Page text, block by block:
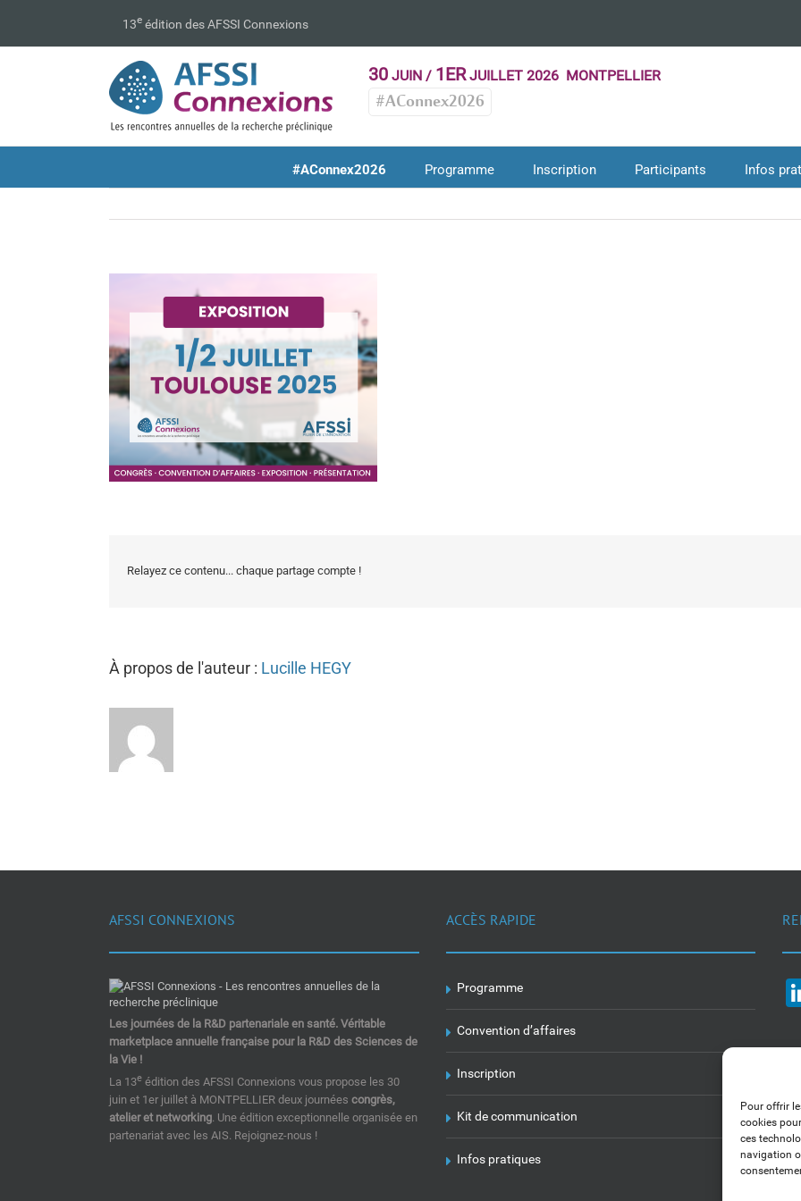
Pour offrir
cookies
ces
navigation
13e édition des AFSSI Connexions
30 JUIN / 1ERJUILLET 2026 MONTPELLIER
#AConnex2026
#AConnex2026 Programme Inscription Participants Infos
Relayez ce contenu... chaque partage compte !
À propos de l'auteur : Lucille HEGY
AFSSI CONNEXIONS
Les journées de la R&D partenariale en santé. Véritable
marketplace annuelle française pour la R&D des Sciences de
la Vie !
La 13e édition des AFSSI Connexions vous propose les 30
juin et 1er juillet à MONTPELLIER deux journées congrès,
atelier et networking. Une édition exceptionnelle organisée en
partenariat avec les AIS. Rejoignez-nous !
ACCÈS RAPIDE
Programme
Convention d’affaires
Inscription
Kit de communication
Infos pratiques